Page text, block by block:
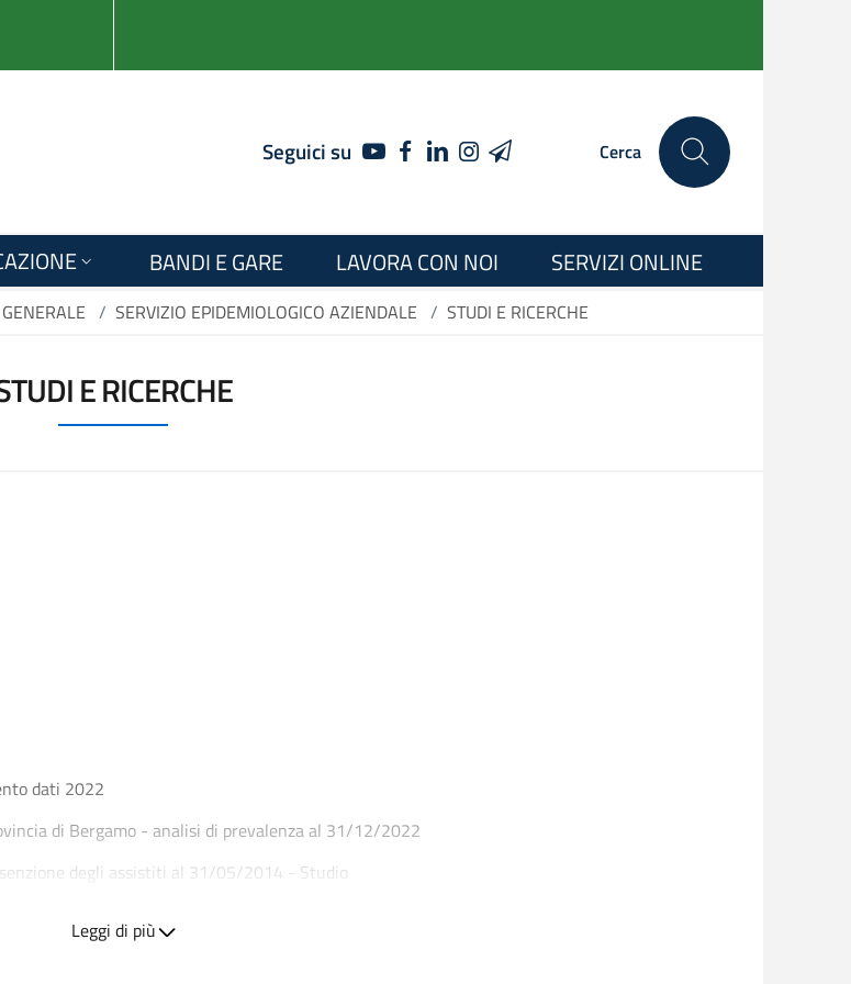
Seguici su YOUTUBEFACEBOOK
LINKEDIN
INSTAGRAM
TELEGRAM Cerca
BANDI E GARE LAVORA CON NOI SERVIZI ONLINE
/ SERVIZIO EPIDEMIOLOGICO AZIENDALE / STUDI E RICERCHE
E RICERCHE
dati 2022
di Bergamo - analisi di prevalenza al 31/12/2022
degli assistiti al 31/05/2014 - Studio
Leggi di più